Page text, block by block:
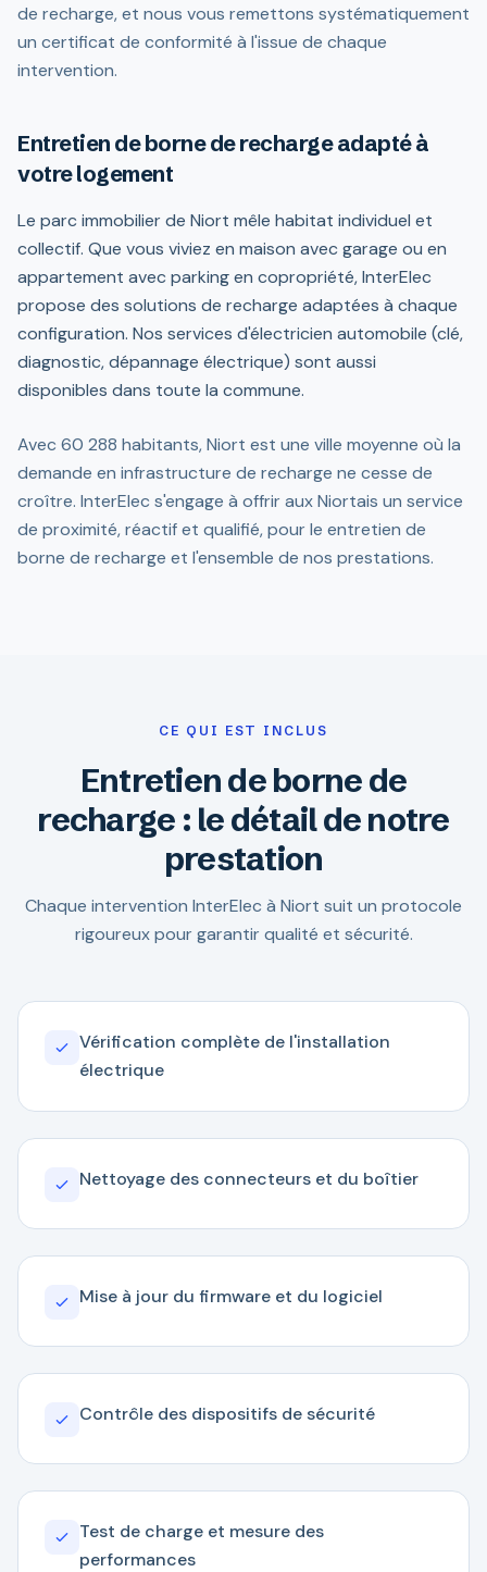
de recharge, et nous vous remettons systématiquement
un certificat de conformité à l'issue de chaque
intervention.
Entretien de borne de recharge adapté à
votre logement
Le parc immobilier de Niort mêle habitat individuel et
collectif. Que vous viviez en maison avec garage ou en
appartement avec parking en copropriété, InterElec
propose des solutions de recharge adaptées à chaque
configuration. Nos services d'électricien automobile (clé,
diagnostic, dépannage électrique) sont aussi
disponibles dans toute la commune.
Avec 60 288 habitants, Niort est une ville moyenne où la
demande en infrastructure de recharge ne cesse de
croître. InterElec s'engage à offrir aux Niortais un service
de proximité, réactif et qualifié, pour le entretien de
borne de recharge et l'ensemble de nos prestations.
CE QUI EST INCLUS
Entretien de borne de
recharge : le détail de notre
prestation
Chaque intervention InterElec à Niort suit un protocole
rigoureux pour garantir qualité et sécurité.
Vérification complète de l'installation
électrique
Nettoyage des connecteurs et du boîtier
Mise à jour du firmware et du logiciel
Contrôle des dispositifs de sécurité
Test de charge et mesure des
performances